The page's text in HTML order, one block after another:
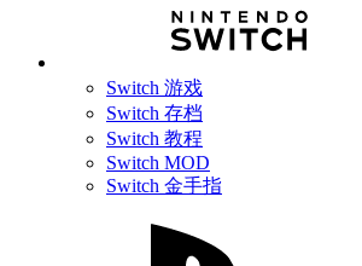
Switch 游戏
Switch 存档
Switch 教程
Switch MOD
Switch 金手指